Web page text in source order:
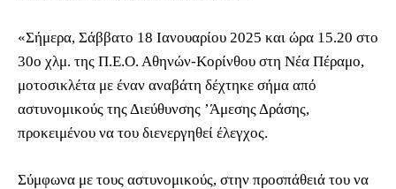
«Σήμερα, Σάββατο 18 Ιανουαρίου 2025 και ώρα 15.20 στο
30ο χλμ. της Π.Ε.Ο. Αθηνών-Κορίνθου στη Νέα Πέραμο,
μοτοσικλέτα με έναν αναβάτη δέχτηκε σήμα από
αστυνομικούς της Διεύθυνσης ’Άμεσης Δράσης,
προκειμένου να του διενεργηθεί έλεγχος.
Σύμφωνα με τους αστυνομικούς, στην προσπάθειά του να